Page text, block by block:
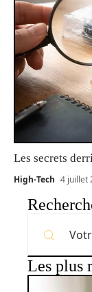
Les secrets
High-Tech 4 juillet
Les plus